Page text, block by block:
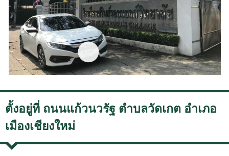
ตั้งอยู่ที่ ถนนแก้วนวรัฐ ตำบลวัดเกต อำเภอ
เมืองเชียงใหม่